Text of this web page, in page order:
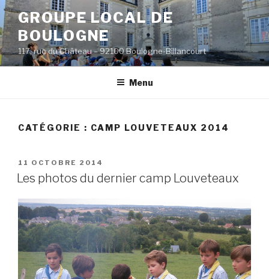
Aller
au
contenu
principal
GROUPE LOCAL DE
BOULOGNE
117, rue du Château – 92100 Boulogne-Billancourt
Menu
CATÉGORIE : CAMP LOUVETEAUX 2014
PUBLIÉ
LE
11 OCTOBRE 2014
Les photos du dernier camp Louveteaux